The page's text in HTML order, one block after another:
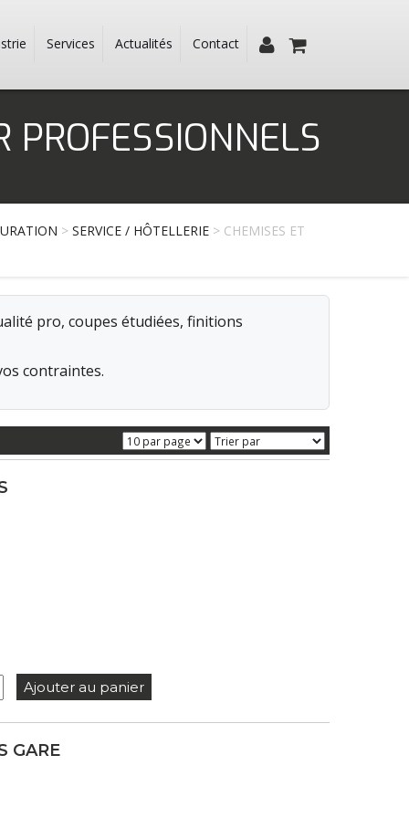
Services Actualités Contact
PROFESSIONNELS
> SERVICE / HÔTELLERIE > CHEMISES ET
pro, coupes étudiées, finitions
contraintes.
Ajouter au panier
GARE